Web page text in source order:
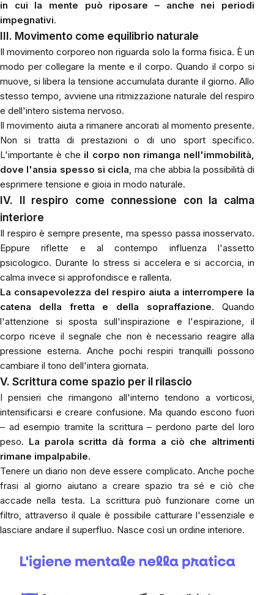
in cui la mente può riposare – anche nei periodi
impegnativi.
III. Movimento come equilibrio naturale
Il movimento corporeo non riguarda solo la forma fisica. È un
modo per collegare la mente e il corpo. Quando il corpo si
muove, si libera la tensione accumulata durante il giorno. Allo
stesso tempo, avviene una ritmizzazione naturale del respiro
e dell'intero sistema nervoso.
Il movimento aiuta a rimanere ancorati al momento presente.
Non si tratta di prestazioni o di uno sport specifico.
L'importante è che il corpo non rimanga nell'immobilità,
dove l'ansia spesso si cicla, ma che abbia la possibilità di
esprimere tensione e gioia in modo naturale.
IV. Il respiro come connessione con la calma
interiore
Il respiro è sempre presente, ma spesso passa inosservato.
Eppure riflette e al contempo influenza l'assetto
psicologico. Durante lo stress si accelera e si accorcia, in
calma invece si approfondisce e rallenta.
La consapevolezza del respiro aiuta a interrompere la
catena della fretta e della sopraffazione. Quando
l'attenzione si sposta sull'inspirazione e l'espirazione, il
corpo riceve il segnale che non è necessario reagire alla
pressione esterna. Anche pochi respiri tranquilli possono
cambiare il tono dell'intera giornata.
V. Scrittura come spazio per il rilascio
I pensieri che rimangono all'interno tendono a vorticosi,
intensificarsi e creare confusione. Ma quando escono fuori
– ad esempio tramite la scrittura – perdono parte del loro
peso. La parola scritta dà forma a ciò che altrimenti
rimane impalpabile.
Tenere un diario non deve essere complicato. Anche poche
frasi al giorno aiutano a creare spazio tra sé e ciò che
accade nella testa. La scrittura può funzionare come un
filtro, attraverso il quale è possibile catturare l'essenziale e
lasciare andare il superfluo. Nasce così un ordine interiore.